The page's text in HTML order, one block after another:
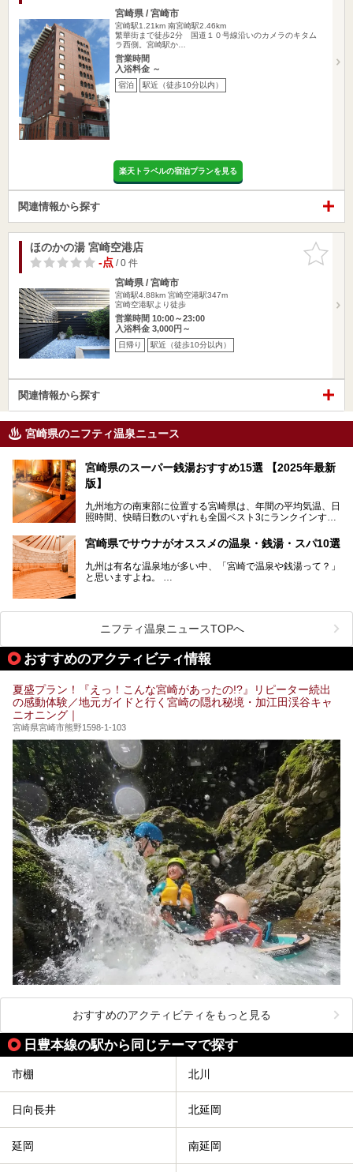
宮崎県 / 宮崎市
宮崎駅1.21km 南宮崎駅2.46km
繁華街まで徒歩2分 国道１０号線沿いのカメラのキタム
ラ西側。宮崎駅か…
営業時間
入浴料金 ～
宿泊 駅近（徒歩10分以内）
楽天トラベルの宿泊プランを見る
関連情報から探す
お気に入
りに追加
ほのかの湯 宮崎空港店
-点/ 0 件
宮崎県 / 宮崎市
宮崎駅4.88km 宮崎空港駅347m
宮崎空港駅より徒歩
営業時間 10:00～23:00
入浴料金 3,000円～
日帰り 駅近（徒歩10分以内）
関連情報から探す
宮崎県のニフティ温泉ニュース
宮崎県のスーパー銭湯おすすめ15選 【2025年最新
版】
九州地方の南東部に位置する宮崎県は、年間の平均気温、日
照時間、快晴日数のいずれも全国ベスト3にランクインする
青空が彩る、鮮やかな自然の景観が魅力です。断崖と滝が神
秘的な高千穂峡や、「鬼の洗濯板」と呼ばれる岩に囲まれた
青島、霧島連山を望むえびの高原、青い空と海が続く日南海
岸など、自然を満喫できる見どころは県内全域に広がってい
ます。
宮崎県でサウナがオススメの温泉・銭湯・スパ10選
九州は有名な温泉地が多い中、「宮崎で温泉や銭湯って？」
と思いますよね。
あるんです。
宮崎など都市の中心部から、離れた所にある温泉旅館などに
ぜひ参考にして、宮崎でのサウナライフを楽しみましょう！
ニフティ温泉ニュースTOPへ
おすすめのアクティビティ情報
夏盛プラン！『えっ！こんな宮崎があったの!?』リピーター続出
の感動体験／地元ガイドと行く宮崎の隠れ秘境・加江田渓谷キャ
ニオニング｜
宮崎県宮崎市熊野1598-1-103
おすすめのアクティビティをもっと見る
日豊本線の駅から同じテーマで探す
市棚 北川
日向長井 北延岡
延岡 南延岡